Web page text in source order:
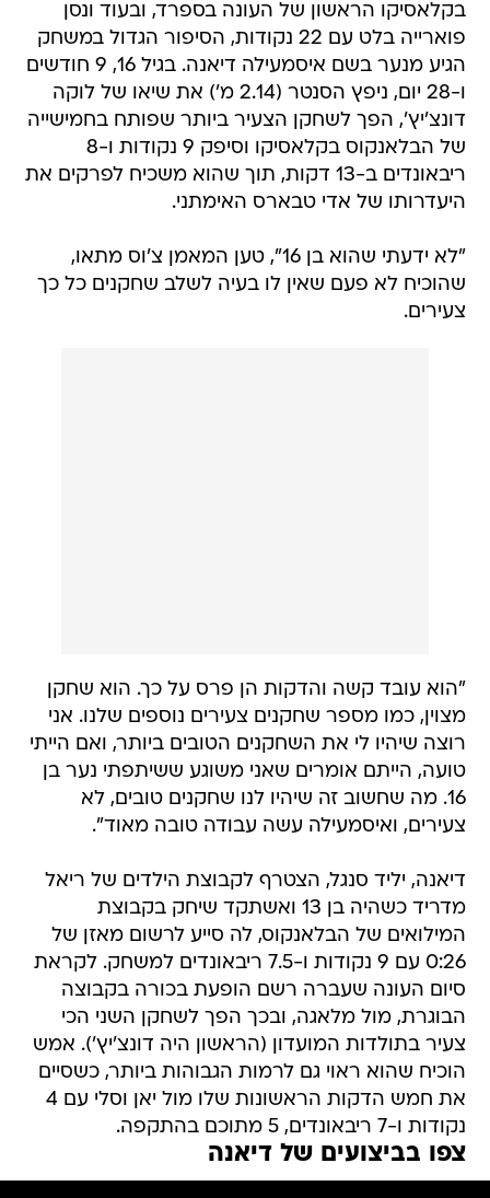
בקלאסיקו הראשון של העונה בספרד, ובעוד ונסן
פוארייה בלט עם 22 נקודות, הסיפור הגדול במשחק
הגיע מנער בשם איסמעילה דיאנה. בגיל 16, 9 חודשים
ו-28 יום, ניפץ הסנטר (2.14 מ') את שיאו של לוקה
דונצ'יץ', הפך לשחקן הצעיר ביותר שפותח בחמישייה
של הבלאנקוס בקלאסיקו וסיפק 9 נקודות ו-8
ריבאונדים ב-13 דקות, תוך שהוא משכיח לפרקים את
היעדרותו של אדי טבארס האימתני.
"לא ידעתי שהוא בן 16", טען המאמן צ'וס מתאו,
שהוכיח לא פעם שאין לו בעיה לשלב שחקנים כל כך
צעירים.
"הוא עובד קשה והדקות הן פרס על כך. הוא שחקן
מצוין, כמו מספר שחקנים צעירים נוספים שלנו. אני
רוצה שיהיו לי את השחקנים הטובים ביותר, ואם הייתי
טועה, הייתם אומרים שאני משוגע ששיתפתי נער בן
16. מה שחשוב זה שיהיו לנו שחקנים טובים, לא
צעירים, ואיסמעילה עשה עבודה טובה מאוד".
דיאנה, יליד סנגל, הצטרף לקבוצת הילדים של ריאל
מדריד כשהיה בן 13 ואשתקד שיחק בקבוצת
המילואים של הבלאנקוס, לה סייע לרשום מאזן של
0:26 עם 9 נקודות ו-7.5 ריבאונדים למשחק. לקראת
סיום העונה שעברה רשם הופעת בכורה בקבוצה
הבוגרת, מול מלאגה, ובכך הפך לשחקן השני הכי
צעיר בתולדות המועדון (הראשון היה דונצ'יץ'). אמש
הוכיח שהוא ראוי גם לרמות הגבוהות ביותר, כשסיים
את חמש הדקות הראשונות שלו מול יאן וסלי עם 4
נקודות ו-7 ריבאונדים, 5 מתוכם בהתקפה.
צפו בביצועים של דיאנה